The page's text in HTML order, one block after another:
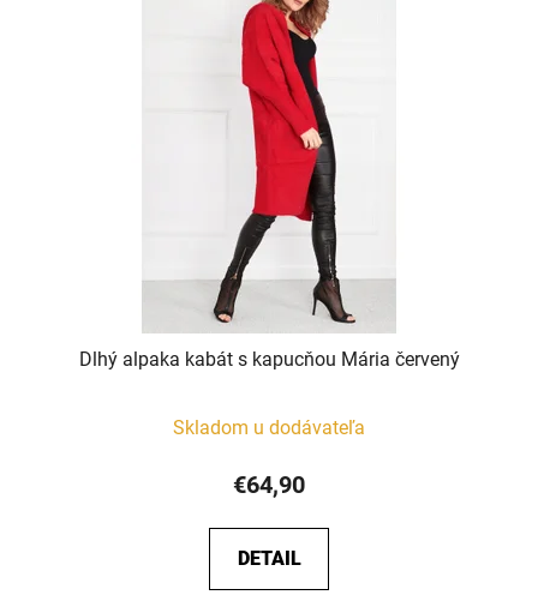
Dlhý alpaka kabát s kapucňou Mária červený
Skladom u dodávateľa
€64,90
DETAIL